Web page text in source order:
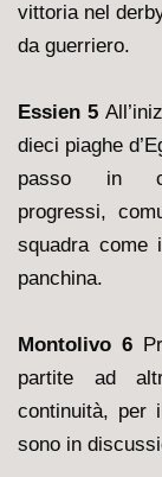
vittoria nel
da guerriero.
Essien 5
dieci piaghe
passo in
progressi,
squadra
panchina.
Montolivo 6
partite ad
continuità, per
sono in